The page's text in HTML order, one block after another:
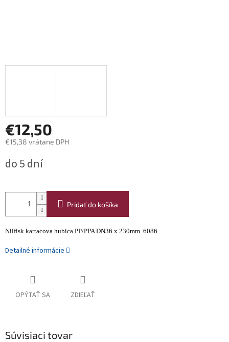
€12,50
€15,38 vrátane DPH
cena:
do 5 dní
Pridať do košíka
Nilfisk kartacova hubica PP/PPA DN36 x 230mm 6086
Detailné informácie
OPÝTAŤ SA ZDIEĽAŤ
Súvisiaci tovar